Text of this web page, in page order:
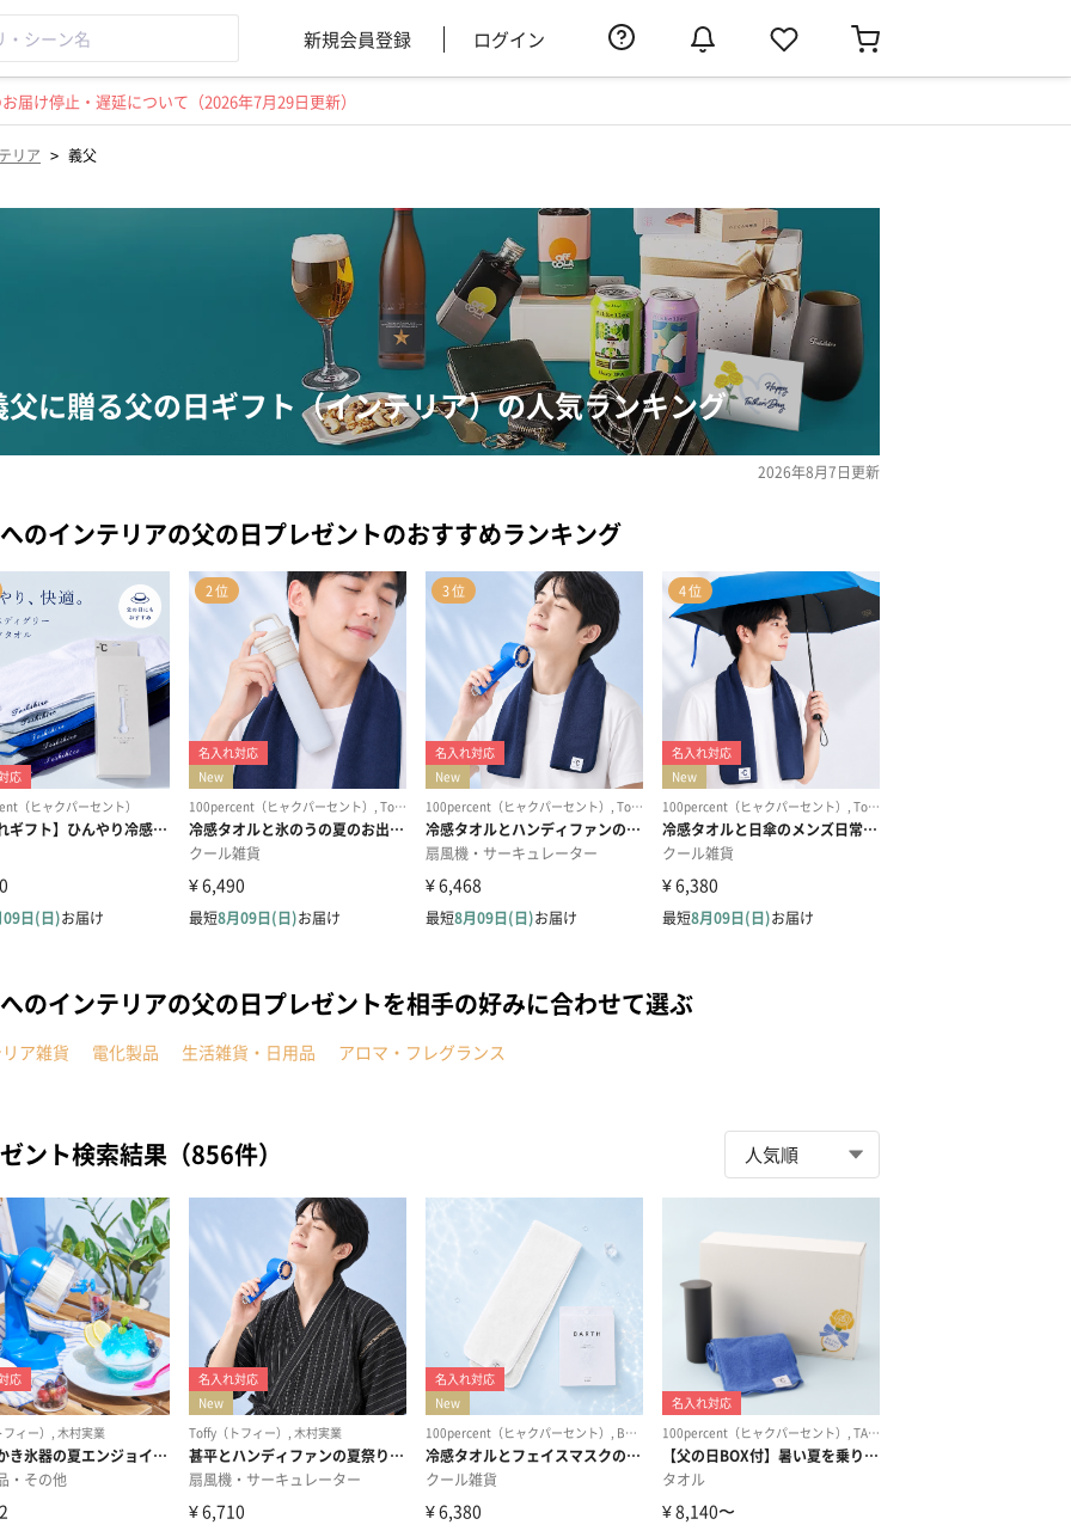
新規会員登録 ログイン
け停止・遅延について（2026年7月29日更新）
リア > 義父
父に贈る父の日ギフト（インテリア）の人気ランキング
2026年8月7日更新
のインテリアの父の日プレゼントのおすすめランキング
のインテリアの父の日プレゼントを相手の好みに合わせて選ぶ
ア雑貨 電化製品 生活雑貨・日用品 アロマ・フレグランス
ント検索結果（856件）